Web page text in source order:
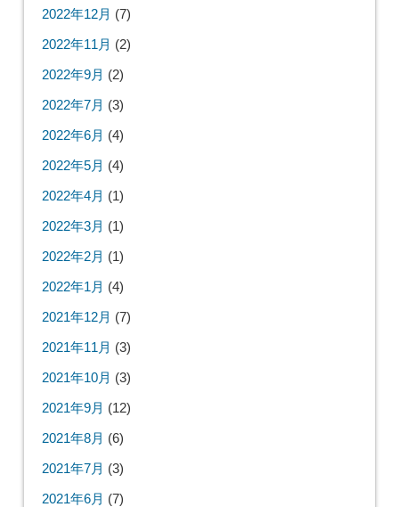
2022年12月 (7)
2022年11月 (2)
2022年9月 (2)
2022年7月 (3)
2022年6月 (4)
2022年5月 (4)
2022年4月 (1)
2022年3月 (1)
2022年2月 (1)
2022年1月 (4)
2021年12月 (7)
2021年11月 (3)
2021年10月 (3)
2021年9月 (12)
2021年8月 (6)
2021年7月 (3)
2021年6月 (7)